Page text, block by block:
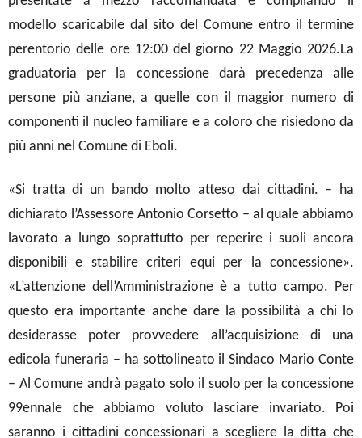
modello scaricabile dal sito del Comune entro il termine
perentorio delle ore 12:00 del giorno 22 Maggio 2026.La
graduatoria per la concessione darà precedenza alle
persone più anziane, a quelle con il maggior numero di
componenti il nucleo familiare e a coloro che risiedono da
più anni nel Comune di Eboli.
«Si tratta di un bando molto atteso dai cittadini. – ha
dichiarato l’Assessore Antonio Corsetto – al quale abbiamo
lavorato a lungo soprattutto per reperire i suoli ancora
disponibili e stabilire criteri equi per la concessione».
«L’attenzione dell’Amministrazione è a tutto campo. Per
questo era importante anche dare la possibilità a chi lo
desiderasse poter provvedere all’acquisizione di una
edicola funeraria – ha sottolineato il Sindaco Mario Conte
– Al Comune andrà pagato solo il suolo per la concessione
99ennale che abbiamo voluto lasciare invariato. Poi
saranno i cittadini concessionari a scegliere la ditta che